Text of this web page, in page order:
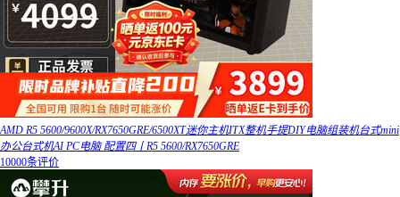
AMD R5 5600/9600X/RX7650GRE/6500XT迷你主机ITX整机手提DIY电脑组装机台式mini
办公台式机AI PC电脑 配置四丨R5 5600/RX7650GRE
10000条评价